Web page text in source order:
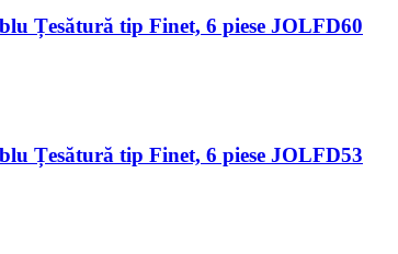
Țesătură tip Finet, 6 piese JOLFD60
Țesătură tip Finet, 6 piese JOLFD53